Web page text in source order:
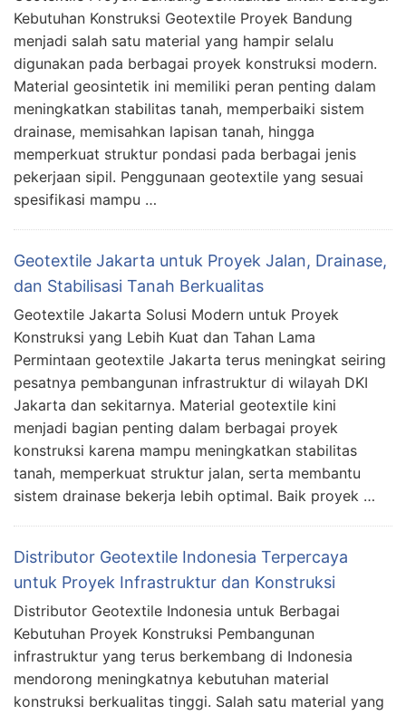
Kebutuhan Konstruksi Geotextile Proyek Bandung
menjadi salah satu material yang hampir selalu
digunakan pada berbagai proyek konstruksi modern.
Material geosintetik ini memiliki peran penting dalam
meningkatkan stabilitas tanah, memperbaiki sistem
drainase, memisahkan lapisan tanah, hingga
memperkuat struktur pondasi pada berbagai jenis
pekerjaan sipil. Penggunaan geotextile yang sesuai
spesifikasi mampu …
Geotextile Jakarta untuk Proyek Jalan, Drainase,
dan Stabilisasi Tanah Berkualitas
Geotextile Jakarta Solusi Modern untuk Proyek
Konstruksi yang Lebih Kuat dan Tahan Lama
Permintaan geotextile Jakarta terus meningkat seiring
pesatnya pembangunan infrastruktur di wilayah DKI
Jakarta dan sekitarnya. Material geotextile kini
menjadi bagian penting dalam berbagai proyek
konstruksi karena mampu meningkatkan stabilitas
tanah, memperkuat struktur jalan, serta membantu
sistem drainase bekerja lebih optimal. Baik proyek …
Distributor Geotextile Indonesia Terpercaya
untuk Proyek Infrastruktur dan Konstruksi
Distributor Geotextile Indonesia untuk Berbagai
Kebutuhan Proyek Konstruksi Pembangunan
infrastruktur yang terus berkembang di Indonesia
mendorong meningkatnya kebutuhan material
konstruksi berkualitas tinggi. Salah satu material yang